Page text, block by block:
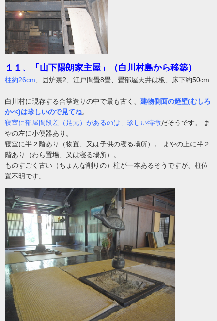
１１、「山下陽朗家主屋」（白川村島から移築）
柱約26cm、囲炉裏2、江戸間畳8畳、畳部屋天井は板、床下約50cm
白川村に現存する合掌造りの中で最も古く、 建物側面の筵壁(むしろ
かべ)は珍しいので見てね。
寝室に部屋間段差（足元）があるのは、珍しい特徴だそうです。 ま
やの左に小便器あり。
寝室に半２階あり（物置、又は子供の寝る場所）。 まやの上に半２
階あり（わら置場、又は寝る場所）。
ものすごく古い（ちょんな削りの）柱が一本あるそうですが、柱位
置不明です。